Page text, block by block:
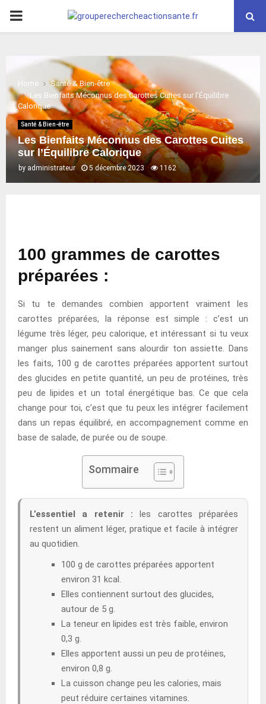
PRIMARY
Home
Santé & Bien-être
Les Bienfaits Méconnus des Carottes Cuites sur l’Équilibre
Calorique
Santé & Bien-être
Les Bienfaits Méconnus des Carottes Cuites
sur l’Équilibre Calorique
by administrateur 5 décembre 2023 1162
100 grammes de carottes
préparées :
Si tu te demandes combien apportent vraiment les
carottes préparées, la réponse est simple : c’est un
légume très léger, peu calorique, et intéressant si tu veux
manger plus sainement sans alourdir ton assiette. Dans
les faits, 100 g de carottes préparées apportent surtout
des glucides en petite quantité, un peu de protéines, très
peu de lipides et un total énergétique bas. Ce que cela
change pour toi, c’est que tu peux les intégrer facilement
dans un repas équilibré, en accompagnement comme en
base de salade, de purée ou de soupe.
Sommaire
L’essentiel a retenir : les carottes préparées
restent un aliment léger, pratique et facile à intégrer
au quotidien.
100 g de carottes préparées apportent
environ 31 kcal.
Elles contiennent surtout des glucides,
autour de 5 g.
La teneur en lipides est très faible, environ
0,3 g.
Elles apportent aussi un peu de protéines,
environ 0,8 g.
La cuisson change peu les calories, mais
peut réduire certaines vitamines.